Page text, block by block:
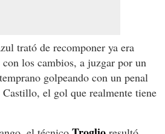
trató de recomponer ya era
los cambios, a juzgar por un
golpeando con un penal
el gol que realmente tiene